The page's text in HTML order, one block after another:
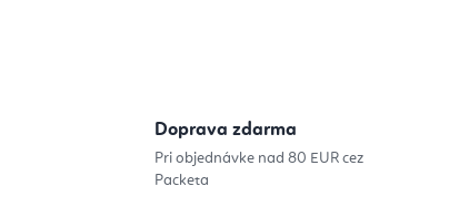
Doprava zdarma
Pri objednávke nad 80 EUR cez
Packeta